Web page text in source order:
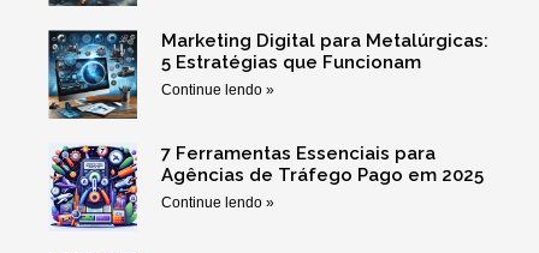
Marketing Digital para Metalúrgicas:
5 Estratégias que Funcionam
Continue lendo »
7 Ferramentas Essenciais para
Agências de Tráfego Pago em 2025
Continue lendo »